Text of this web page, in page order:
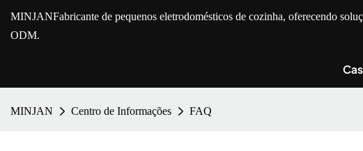
MINJANFabricante de pequenos eletrodomésticos de cozinha, oferecendo
ODM.
MINJAN Centro de Informações FAQ